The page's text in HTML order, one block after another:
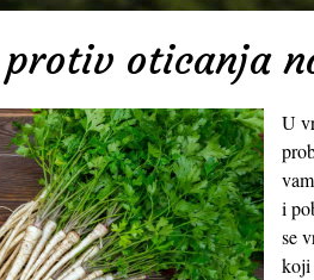
oticanja
U
i
se
koji